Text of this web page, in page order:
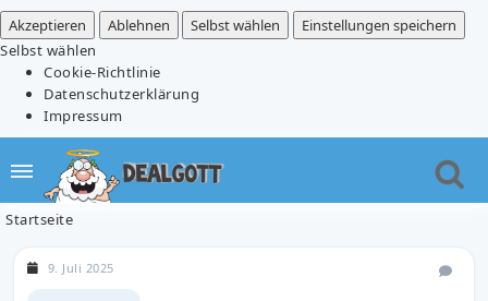
Akzeptieren
Ablehnen Selbst wählen
Einstellungen speichern
Selbst wählen
Cookie-Richtlinie
Datenschutzerklärung
Impressum
Startseite
9. Juli 2025